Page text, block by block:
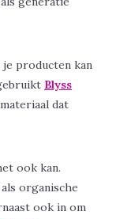
producten kan
Blyss
dat
ook kan.
organische
ook in om